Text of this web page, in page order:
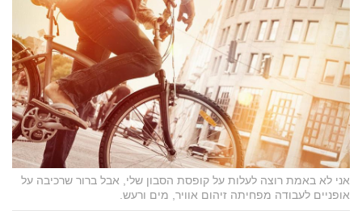
אני לא באמת רוצה לעלות על קופסת הסבון שלי, אבל ברור שרכיבה על
אופניים לעבודה מפחיתה זיהום אוויר, מים ורעש.